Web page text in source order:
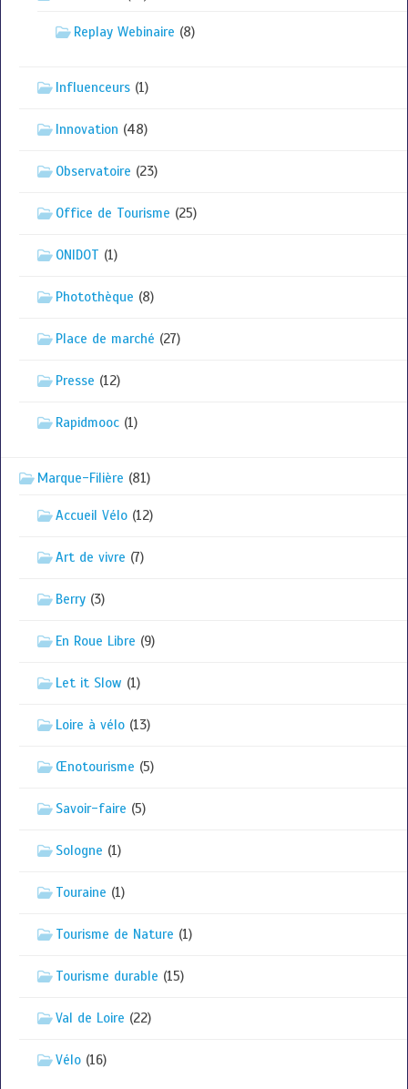
Replay Webinaire (8)
Influenceurs (1)
Innovation (48)
Observatoire (23)
Office de Tourisme (25)
ONIDOT (1)
Photothèque (8)
Place de marché (27)
Presse (12)
Rapidmooc (1)
Marque-Filière (81)
Accueil Vélo (12)
Art de vivre (7)
Berry (3)
En Roue Libre (9)
Let it Slow (1)
Loire à vélo (13)
Œnotourisme (5)
Savoir-faire (5)
Sologne (1)
Touraine (1)
Tourisme de Nature (1)
Tourisme durable (15)
Val de Loire (22)
Vélo (16)